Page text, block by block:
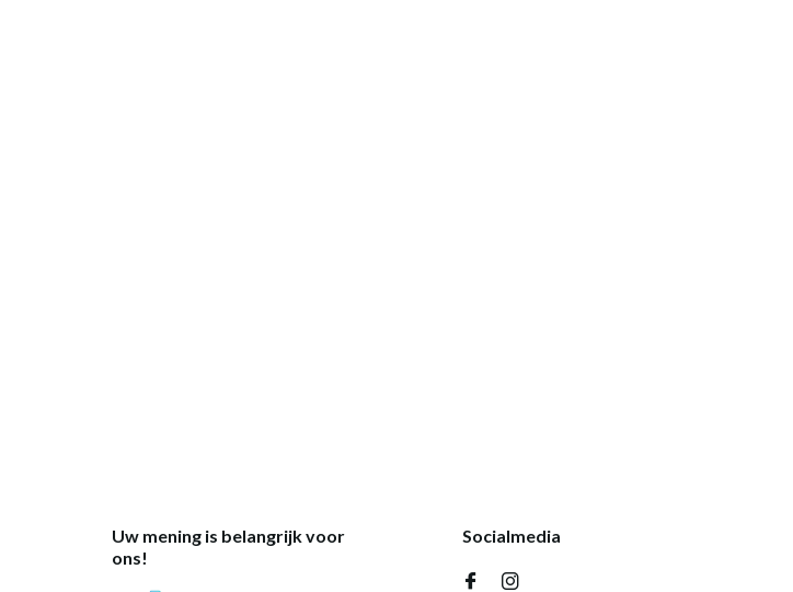
Uw mening is belangrijk voor
ons!
Socialmedia